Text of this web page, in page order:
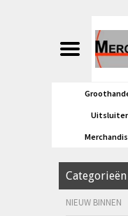
Categorieën
NIEUW BINNEN